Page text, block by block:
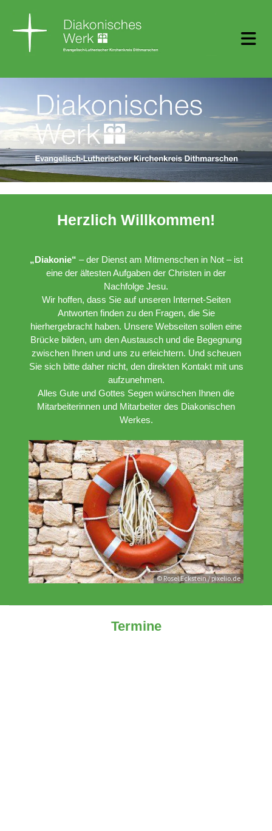
Herzlich Willkommen!
„Diakonie“ – der Dienst am Mitmenschen in Not – ist
eine der ältesten Aufgaben der Christen in der
Nachfolge Jesu.
Wir hoffen, dass Sie auf unseren Internet-Seiten
Antworten finden zu den Fragen, die Sie
hierhergebracht haben. Unsere Webseiten sollen eine
Brücke bilden, um den Austausch und die Begegnung
zwischen Ihnen und uns zu erleichtern. Und scheuen
Sie sich bitte daher nicht, den direkten Kontakt mit uns
aufzunehmen.
Alles Gute und Gottes Segen wünschen Ihnen die
Mitarbeiterinnen und Mitarbeiter des Diakonischen
Werkes.
© Rosel Eckstein / pixelio.de
Termine